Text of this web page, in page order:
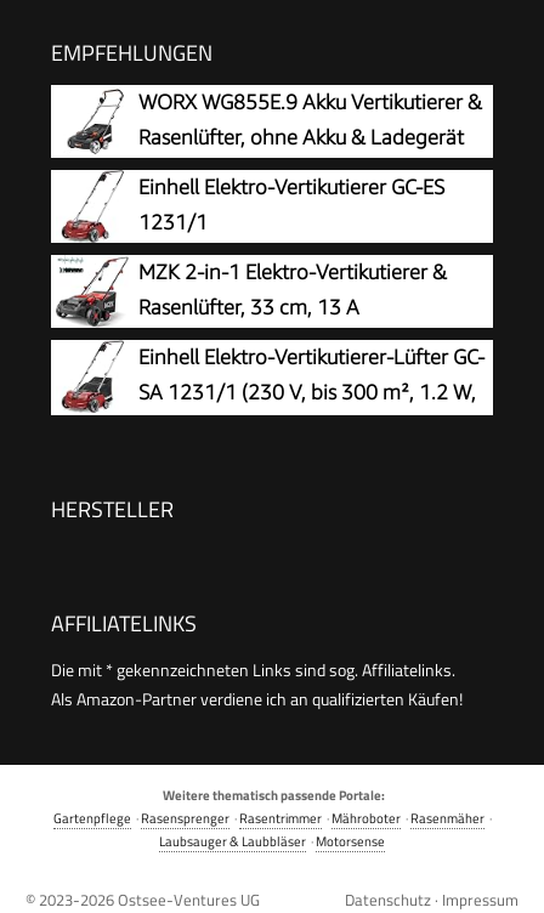
EMPFEHLUNGEN
WORX WG855E.9 Akku Vertikutierer &
Rasenlüfter, ohne Akku & Ladegerät
Einhell Elektro-Vertikutierer GC-ES
1231/1
MZK 2-in-1 Elektro-Vertikutierer &
Rasenlüfter, 33 cm, 13 A
Einhell Elektro-Vertikutierer-Lüfter GC-
SA 1231/1 (230 V, bis 300 m², 1.2 W,
Arbeitstiefe, klappbarer Führungsholm)
HERSTELLER
AFFILIATELINKS
Die mit * gekennzeichneten Links sind sog. Affiliatelinks.
Als Amazon-Partner verdiene ich an qualifizierten Käufen!
Weitere thematisch passende Portale:
Gartenpflege ·Rasensprenger·Rasentrimmer·Mähroboter·Rasenmäher·
Laubsauger & Laubbläser ·Motorsense
© 2023-2026Ostsee-Ventures UG Datenschutz · Impressum